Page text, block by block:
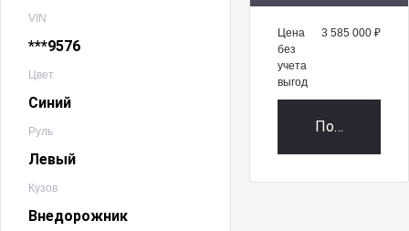
VIN
***9576
Цвет
Синий
Руль
Левый
Кузов
Внедорожник
Цена
без
учета
выгод
3 585 000 ₽
Получить